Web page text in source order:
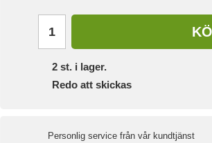
2st. i lager.
Redo att skickas
Personlig service från vår kundtjänst